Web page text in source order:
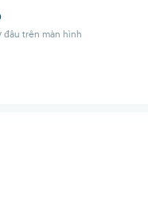
trên màn hình